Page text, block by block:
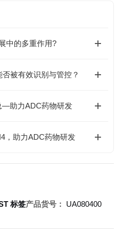
中的多重作用?
被有效识别与管控？
—助力ADC药物研发
，助力ADC药物研发
标签产品货号： UA080400